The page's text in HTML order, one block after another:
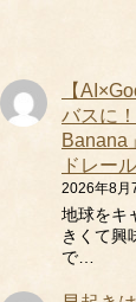
【
バスに
Banana
ドレール
2026年8月
地球をキ
きくて興
で…